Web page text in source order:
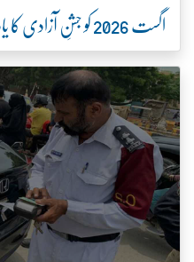
اگست 2026 کو جشنِ آزادی کا یادگار مہینہ بنانے کا فیصلہ